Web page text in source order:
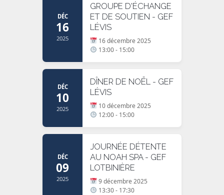
DÉC
16
2025
GROUPE D'ÉCHANGE
ET DE SOUTIEN - GEF
LÉVIS
16 décembre 2025
13:00 - 15:00
DÉC
10
2025
DÎNER DE NOËL - GEF
LÉVIS
10 décembre 2025
12:00 - 15:00
DÉC
09
2025
JOURNÉE DÉTENTE
AU NOAH SPA - GEF
LOTBINIÈRE
9 décembre 2025
13:30 - 17:30